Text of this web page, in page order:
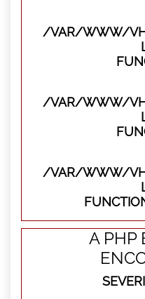
/VAR/WWW/
/VAR/WWW/
/VAR/WWW/
A PHP